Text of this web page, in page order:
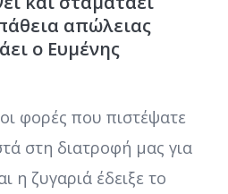
απώλειας
ο Ευμένης
φορές που πιστέψατε
στη διατροφή μας για
η ζυγαριά έδειξε το